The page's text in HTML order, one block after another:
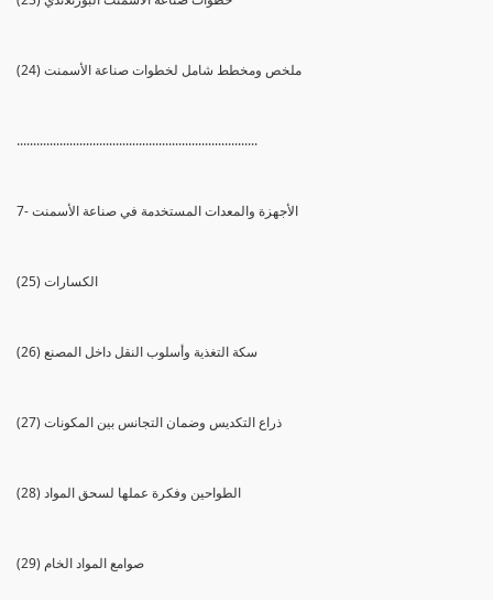
(24) ملخص ومخطط شامل لخطوات صناعة الأسمنت
.........................................................................
7- الأجهزة والمعدات المستخدمة في صناعة الأسمنت
(25) الكسارات
(26) سكة التغذية وأسلوب النقل داخل المصنع
(27) ذراع التكديس وضمان التجانس بين المكونات
(28) الطواحين وفكرة عملها لسحق المواد
(29) صوامع المواد الخام